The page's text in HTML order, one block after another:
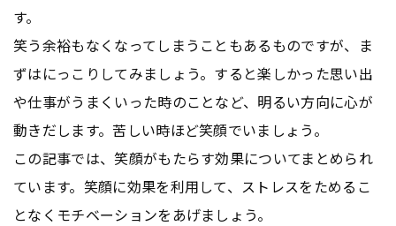
す。
笑う余裕もなくなってしまうこともあるものですが、ま
ずはにっこりしてみましょう。すると楽しかった思い出
や仕事がうまくいった時のことなど、明るい方向に心が
動きだします。苦しい時ほど笑顔でいましょう。
この記事では、笑顔がもたらす効果についてまとめられ
ています。笑顔に効果を利用して、ストレスをためるこ
となくモチベーションをあげましょう。